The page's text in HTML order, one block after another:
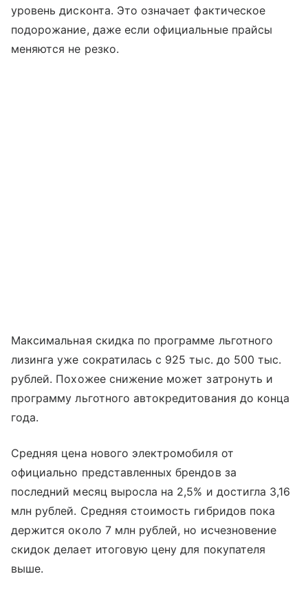
уровень дисконта. Это означает фактическое
подорожание, даже если официальные прайсы
меняются не резко.
Максимальная скидка по программе льготного
лизинга уже сократилась с 925 тыс. до 500 тыс.
рублей. Похожее снижение может затронуть и
программу льготного автокредитования до конца
года.
Средняя цена нового электромобиля от
официально представленных брендов за
последний месяц выросла на 2,5% и достигла 3,16
млн рублей. Средняя стоимость гибридов пока
держится около 7 млн рублей, но исчезновение
скидок делает итоговую цену для покупателя
выше.